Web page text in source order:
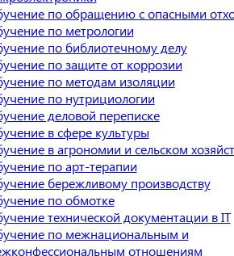
по обращению с опасными
по метрологии
по библиотечному делу
по защите от коррозии
по методам изоляции
по нутрициологии
деловой переписке
в сфере культуры
в агрономии и сельском
по арт-терапии
бережливому производству
по обмотке
технической документации в IT
по межнациональным и
отношениям